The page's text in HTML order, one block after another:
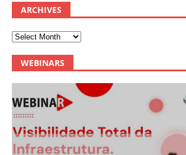
ARCHIVES
WEBINARS